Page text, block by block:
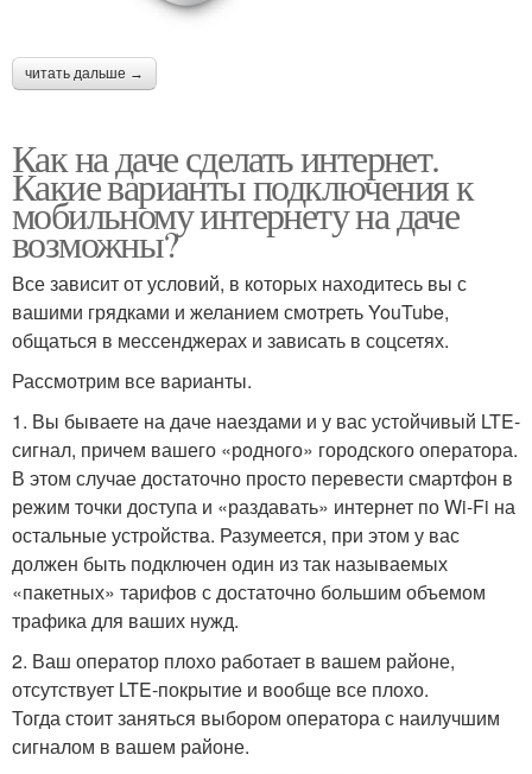
читать дальше →
Как на даче сделать интернет.
Какие варианты подключения к
мобильному интернету на даче
возможны?
Все зависит от условий, в которых находитесь вы с
вашими грядками и желанием смотреть YouTube,
общаться в мессенджерах и зависать в соцсетях.
Рассмотрим все варианты.
1. Вы бываете на даче наездами и у вас устойчивый LTE-
сигнал, причем вашего «родного» городского оператора.
В этом случае достаточно просто перевести смартфон в
режим точки доступа и «раздавать» интернет по Wi-Fi на
остальные устройства. Разумеется, при этом у вас
должен быть подключен один из так называемых
«пакетных» тарифов с достаточно большим объемом
трафика для ваших нужд.
2. Ваш оператор плохо работает в вашем районе,
отсутствует LTE-покрытие и вообще все плохо.
Тогда стоит заняться выбором оператора с наилучшим
сигналом в вашем районе.